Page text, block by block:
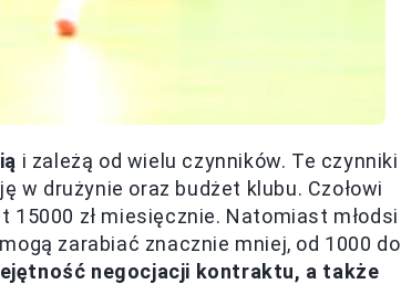
i zależą od wielu czynników. Te czynniki
w drużynie oraz budżet klubu. Czołowi
zł miesięcznie. Natomiast młodsi
zarabiać znacznie mniej, od 1000 do
negocjacji kontraktu, a także